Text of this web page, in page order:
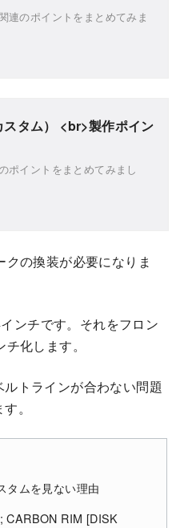
連のポイントをまとめてみま
タム） <br>製作ポイン
ポイントをまとめてみまし
の換装が必要になりま
ンチです。それをフロン
化します。
トラインが合わない問題
。
タムを見ない理由
CARBON RIM [DISK